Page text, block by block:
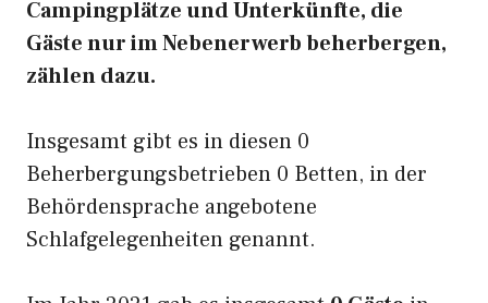
Campingplätze und Unterkünfte, die
Gäste nur im Nebenerwerb beherbergen,
zählen dazu.
Insgesamt gibt es in diesen 0
Beherbergungsbetrieben 0 Betten, in der
Behördensprache angebotene
Schlafgelegenheiten genannt.